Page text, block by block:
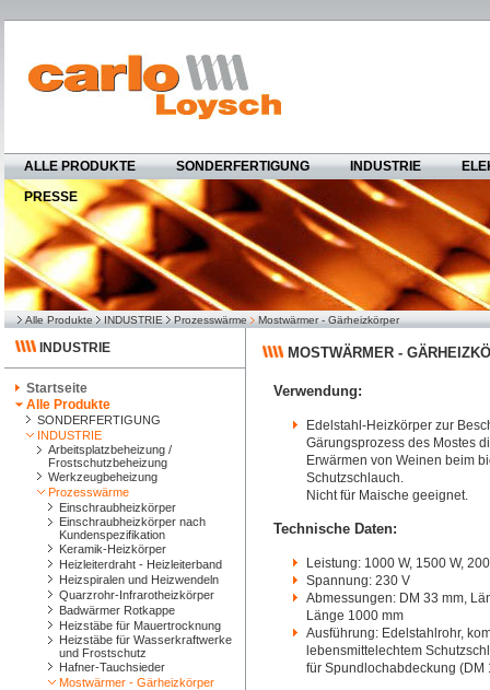
ALLE PRODUKTE SONDERFERTIGUNG INDUSTRIE
PRESSE
Alle Produkte INDUSTRIE Prozesswärme Mostwärmer - Gärheizkörper
INDUSTRIE
Startseite
Alle Produkte
SONDERFERTIGUNG
INDUSTRIE
Arbeitsplatzbeheizung /
Frostschutzbeheizung
Werkzeugbeheizung
Prozesswärme
Einschraubheizkörper
Einschraubheizkörper nach
Kundenspezifikation
Keramik-Heizkörper
Heizleiterdraht - Heizleiterband
Heizspiralen und Heizwendeln
Quarzrohr-Infrarotheizkörper
Badwärmer Rotkappe
Heizstäbe für Mauertrocknung
Heizstäbe für Wasserkraftwerke
und Frostschutz
Hafner-Tauchsieder
Mostwärmer - Gärheizkörper
MOSTWÄRMER -
Verwendung:
Edelstahl-Heizkörper zur
Gärungsprozess des Mostes
Erwärmen von Weinen beim
Schutzschlauch.
Nicht für Maische geeignet.
Technische Daten:
Leistung: 1000 W, 1500 W,
Spannung: 230 V
Abmessungen: DM 33 mm,
Länge 1000 mm
Ausführung: Edelstahlrohr,
lebensmittelechtem
für Spundlochabdeckung